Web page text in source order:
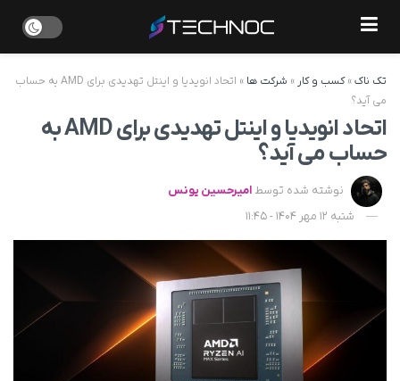
تک ناک»کسب و کار » شرکت ها »
اتحاد انویدیا و اینتل تهدیدی برای AMD به حساب
می آید؟
اتحاد انویدیا و اینتل تهدیدی برای AMD به
حساب می آید؟
نوشته شده توسط امیرحسین یونس
شنبه 12 مهر 1404 - 11:45